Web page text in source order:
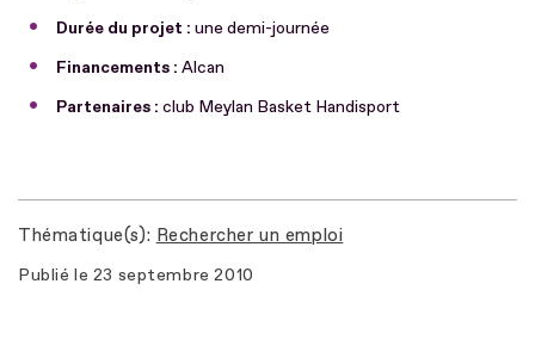
Durée du projet : une demi-journée
Financements : Alcan
Partenaires : club Meylan Basket Handisport
Thématique(s) Rechercher un emploi
Publié le 23 septembre 2010